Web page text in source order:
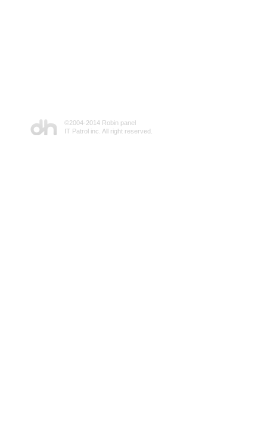
©2004-2014 Robin panel
IT Patrol inc. All right reserved.